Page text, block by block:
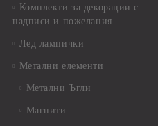
Комплекти за декорации с
надписи и пожелания
Лед лампички
Метални елементи
Метални Ъгли
Магнити